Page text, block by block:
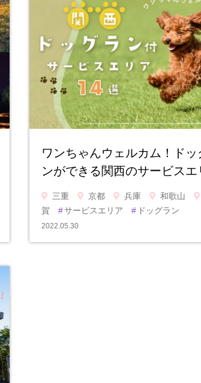
ワンちゃんウェルカム！ドッ
ンができる関西のサービス
三重 京都 兵庫 和歌山
賀
#サービスエリア # ドッグラン
2022.05.30